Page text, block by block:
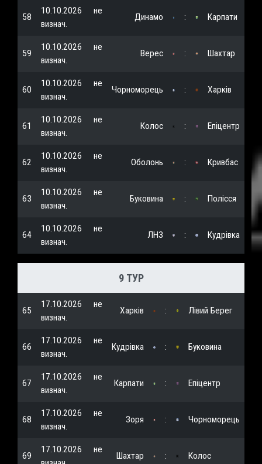
58
10.10.2026
не
визнач.
Динамо : Карпати
59
10.10.2026
не
визнач.
Верес : Шахтар
60
10.10.2026
не
визнач.
Чорноморець : Харків
61
10.10.2026
не
визнач.
Колос : Епіцентр
62
10.10.2026
не
визнач.
Оболонь : Кривбас
63
10.10.2026
не
визнач.
Буковина : Полісся
64
10.10.2026
не
визнач.
ЛНЗ : Кудрівка
9 ТУР
65
17.10.2026
не
визнач.
Харків : Лівий Берег
66
17.10.2026
не
визнач.
Кудрівка : Буковина
67
17.10.2026
не
визнач.
Карпати : Епіцентр
68
17.10.2026
не
визнач.
Зоря : Чорноморець
69
17.10.2026
не
Шахтар : Колос